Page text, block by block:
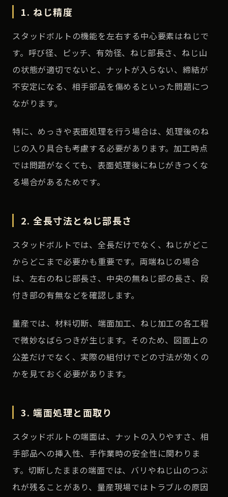
1. ねじ精度
スタッドボルトの機能を左右する中心要素はねじで
す。呼び径、ピッチ、有効径、ねじ部長さ、ねじ山
の状態が適切でないと、ナットが入らない、締結が
不安定になる、相手部品を傷めるといった問題につ
ながります。
特に、めっきや表面処理を行う場合は、処理後のね
じの入り具合も考慮する必要があります。加工時点
では問題がなくても、表面処理後にねじがきつくな
る場合があるためです。
2. 全長寸法とねじ部長さ
スタッドボルトでは、全長だけでなく、ねじがどこ
からどこまで必要かも重要です。両端ねじの場合
は、左右のねじ部長さ、中央の無ねじ部の長さ、段
付き部の有無などを確認します。
量産では、材料切断、端面加工、ねじ加工の各工程
で微妙なばらつきが生じます。そのため、図面上の
公差だけでなく、実際の組付けでどの寸法が効くの
かを見ておく必要があります。
3. 端面処理と面取り
スタッドボルトの端面は、ナットの入りやすさ、相
手部品への挿入性、手作業時の安全性に関わりま
す。切断したままの端面では、バリやねじ山のつぶ
れが残ることがあり、量産現場ではトラブルの原因